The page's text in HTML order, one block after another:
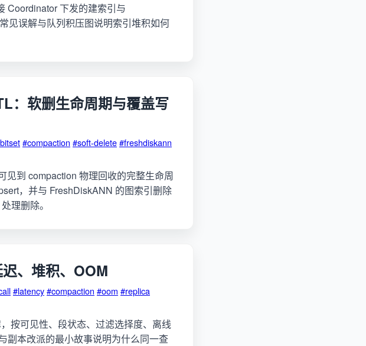
Coordinator 下发的建索引与
见误解与队列积压图说明索引堆积如何
：软删生命周期与覆盖写
#compaction #soft-delete#freshdiskann
见到 compaction 物理回收的完整生命周
，并与 FreshDiskANN 的图索引删除
理删除。
、堆积、OOM
#latency#compaction #oom #replica
按可见性、段状态、过滤选择度、离线
副本改派的最小故事说明为什么同一查